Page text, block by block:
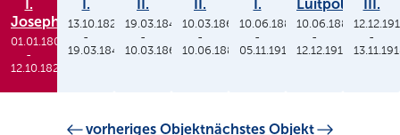
I.
Joseph
01.01.1806
-
12.10.1825
I.
13.10.1825
-
19.03.1848
II.
19.03.1848
-
10.03.1864
II.
10.03.1864
-
10.06.1886
I.
10.06.1886
-
05.11.1913
Luitpold
10.06.1886
-
12.12.1912
III.
-
vorheriges Objektnächstes Objekt